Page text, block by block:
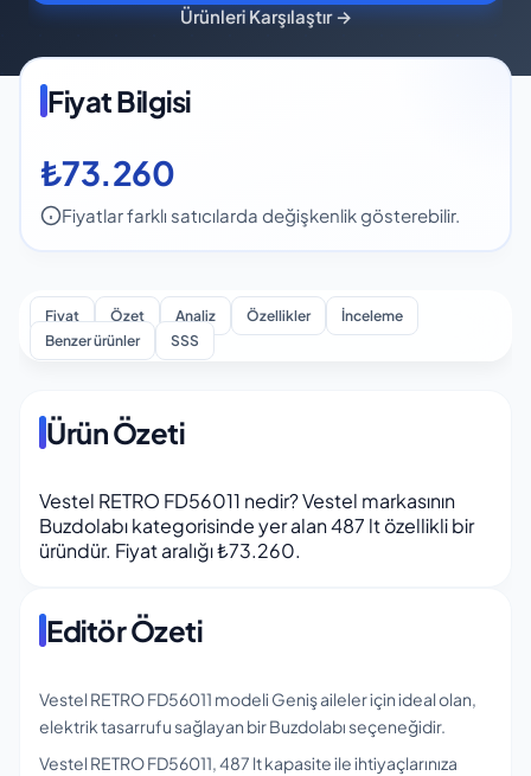
Ürünleri Karşılaştır→
Fiyat Bilgisi
₺73.260
Fiyatlar farklı satıcılarda değişkenlik gösterebilir.
Fiyat Özet Analiz Özellikler
İnceleme
Benzer ürünler
SSS
Ürün Özeti
Vestel RETRO FD56011 nedir? Vestel markasının
Buzdolabı kategorisinde yer alan 487 lt özellikli bir
üründür. Fiyat aralığı ₺73.260.
Editör Özeti
Vestel RETRO FD56011 modeli Geniş aileler için ideal olan,
elektrik tasarrufu sağlayan bir Buzdolabı seçeneğidir.
Vestel RETRO FD56011, 487 lt kapasite ile ihtiyaçlarınıza